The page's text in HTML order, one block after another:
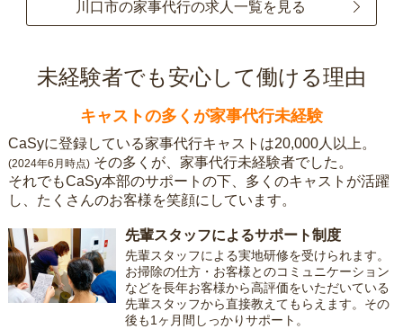
川口市の家事代行の求人一覧を見る
未経験者でも安心して働ける理由
キャストの多くが家事代行未経験
CaSyに登録している家事代行キャストは20,000人以上。
(2024年6月時点) その多くが、家事代行未経験者でした。
それでもCaSy本部のサポートの下、多くのキャストが活躍
し、たくさんのお客様を笑顔にしています。
先輩スタッフによるサポート制度
先輩スタッフによる実地研修を受けられます。
お掃除の仕方・お客様とのコミュニケーション
などを長年お客様から高評価をいただいている
先輩スタッフから直接教えてもらえます。その
後も1ヶ月間しっかりサポート。